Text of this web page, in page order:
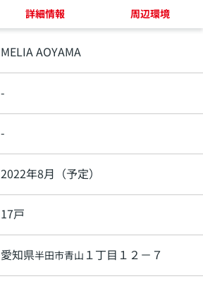
詳細情報 周辺環境
MELIA AOYAMA
-
-
2022年8月（予定）
17戸
愛知県半田市青山 １丁目１２－７